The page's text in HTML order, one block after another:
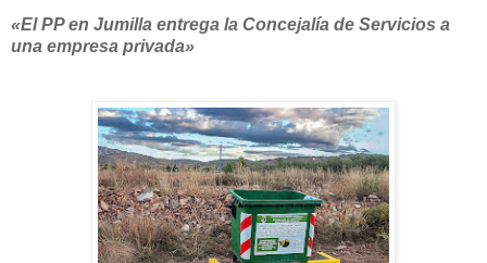
«El PP en Jumilla entrega la Concejalía de Servicios a
una empresa privada»